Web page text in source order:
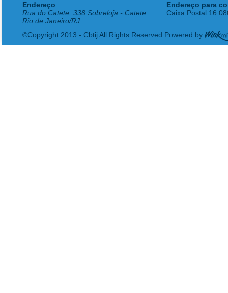
Endereço
Rua do Catete, 338 Sobreloja - Catete
Rio de Janeiro/RJ
Endereço para
Caixa Postal
©Copyright 2013 - Cbtij All Rights Reserved Powered by: